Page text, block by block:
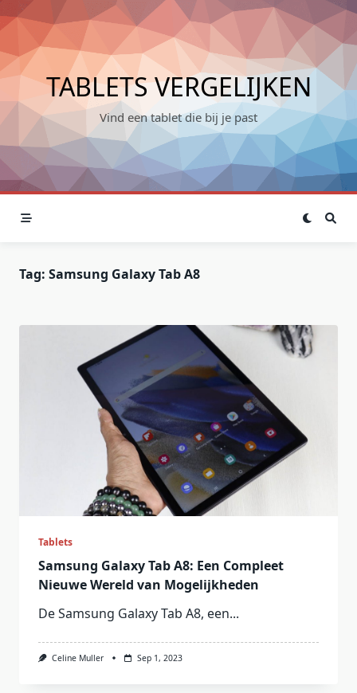
Skip
to
content
TABLETS VERGELIJKEN
Vind een tablet die bij je past
Tag: Samsung Galaxy Tab A8
Tablets
Samsung Galaxy Tab A8: Een Compleet
Nieuwe Wereld van Mogelijkheden
De Samsung Galaxy Tab A8, een...
Celine Muller Sep 1, 2023